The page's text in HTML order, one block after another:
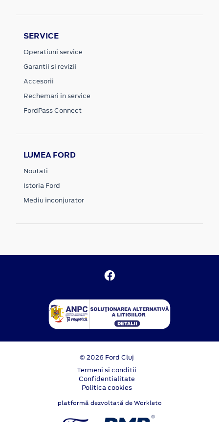
SERVICE
Operatiuni service
Garantii si revizii
Accesorii
Rechemari in service
FordPass Connect
LUMEA FORD
Noutati
Istoria Ford
Mediu inconjurator
© 2026 Ford Cluj
Termeni si conditii
Confidentialitate
Politica cookies
platformă dezvoltată de Workleto